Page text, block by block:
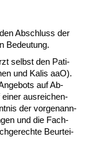
Ab­schluss der
Be­deu­tung.
selbst den Pa­ti­
und Ka­lis aaO).
auf Ab­
ei­ner aus­rei­chen­
der vor­ge­nann­
und die Fach­
Be­ur­tei­